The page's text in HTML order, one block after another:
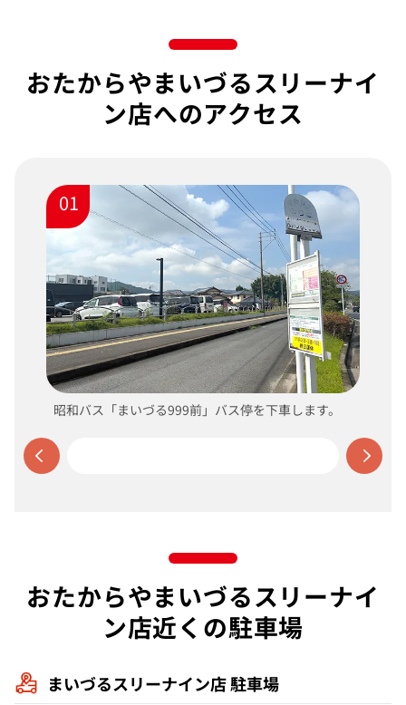
おたからやまいづるスリーナイ
ン店へのアクセス
01
昭和バス「まいづる999前」バス停を下車します。
おたからやまいづるスリーナイ
ン店近くの駐車場
まいづるスリーナイン店 駐車場